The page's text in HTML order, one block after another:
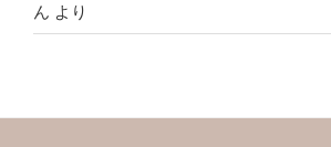
ん より